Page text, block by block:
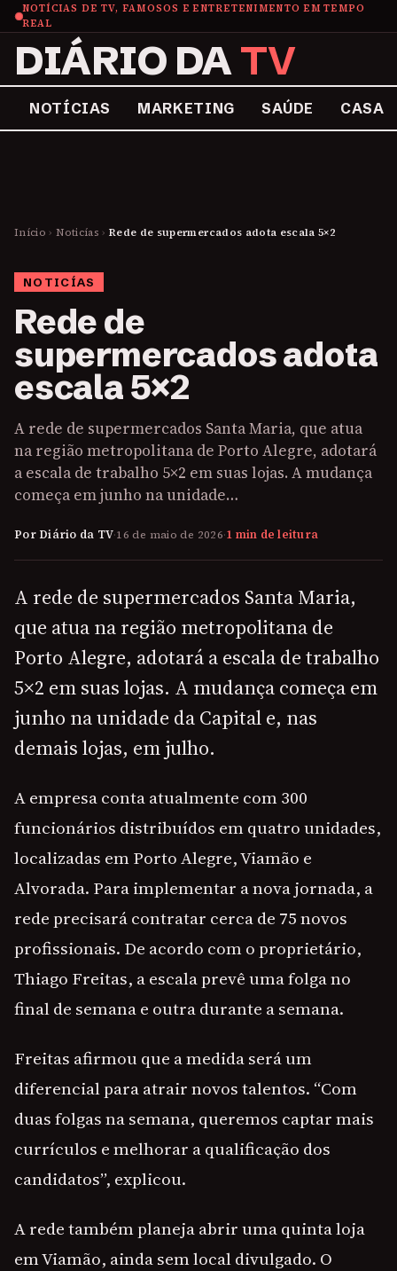
NOTÍCIAS DE TV, FAMOSOS E ENTRETENIMENTO EM TEMPO
REAL
DIÁRIO DATV
NOTÍCIAS MARKETING SAÚDE CASA
Início › Noticías › Rede de supermercados adota escala 5×2
NOTICÍAS
Rede de
supermercados adota
escala 5×2
A rede de supermercados Santa Maria, que atua
na região metropolitana de Porto Alegre, adotará
a escala de trabalho 5×2 em suas lojas. A mudança
começa em junho na unidade…
Por Diário da TV·16 de maio de 2026·1 min de leitura
A rede de supermercados Santa Maria,
que atua na região metropolitana de
Porto Alegre, adotará a escala de trabalho
5×2 em suas lojas. A mudança começa em
junho na unidade da Capital e, nas
demais lojas, em julho.
A empresa conta atualmente com 300
funcionários distribuídos em quatro unidades,
localizadas em Porto Alegre, Viamão e
Alvorada. Para implementar a nova jornada, a
rede precisará contratar cerca de 75 novos
profissionais. De acordo com o proprietário,
Thiago Freitas, a escala prevê uma folga no
final de semana e outra durante a semana.
Freitas afirmou que a medida será um
diferencial para atrair novos talentos. “Com
duas folgas na semana, queremos captar mais
currículos e melhorar a qualificação dos
candidatos”, explicou.
A rede também planeja abrir uma quinta loja
em Viamão, ainda sem local divulgado. O